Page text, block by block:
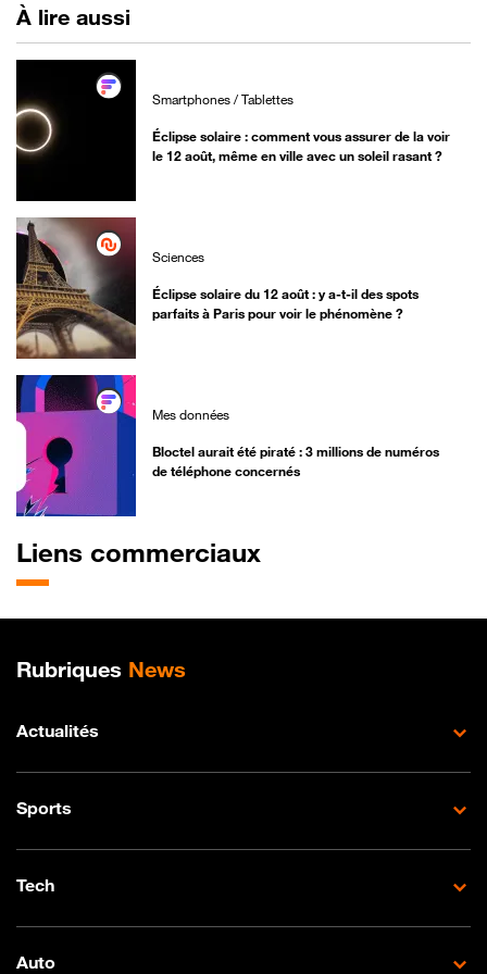
À lire aussi
Smartphones / Tablettes
Éclipse solaire : comment vous assurer de la voir
le 12 août, même en ville avec un soleil rasant ?
Sciences
Éclipse solaire du 12 août : y a-t-il des spots
parfaits à Paris pour voir le phénomène ?
Mes données
Bloctel aurait été piraté : 3 millions de numéros
de téléphone concernés
Liens commerciaux
Plan de site
Rubriques News
Actualités
Sports
Tech
Auto